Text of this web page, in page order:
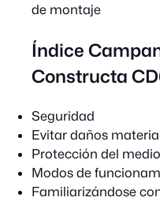
de montaje
Índice
Constructa
Seguridad
Evitar daños
Protección del
Modos de
Familiarizándose